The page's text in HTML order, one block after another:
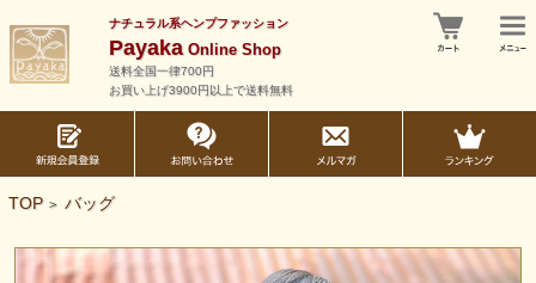
ナチュラル系ヘンプファッション
PayakaOnline Shop
送料全国一律700円
お買い上げ3900円以上で送料無料
TOP > バッグ